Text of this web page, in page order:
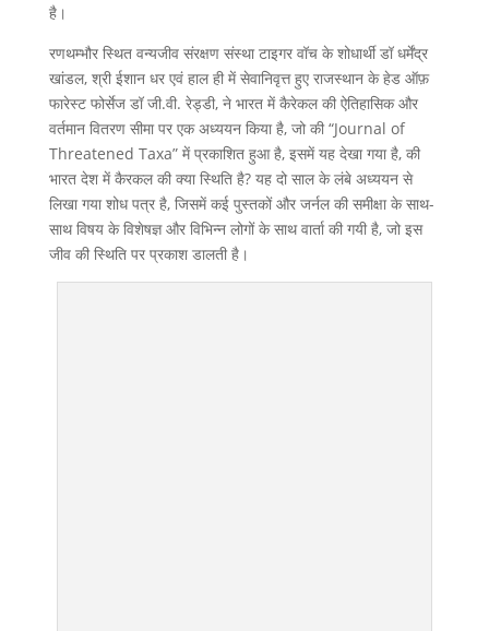
है।
रणथम्भौर स्थित वन्यजीव संरक्षण संस्था टाइगर वॉच के शोधार्थी डॉ धर्मेंद्र
खांडल, श्री ईशान धर एवं हाल ही में सेवानिवृत्त हुए राजस्थान के हेड ऑफ़
फारेस्ट फोर्सेज डॉ जी.वी. रेड्डी, ने भारत में कैरेकल की ऐतिहासिक और
वर्तमान वितरण सीमा पर एक अध्ययन किया है, जो की “Journal of
Threatened Taxa” में प्रकाशित हुआ है, इसमें यह देखा गया है, की
भारत देश में कैरकल की क्या स्थिति है? यह दो साल के लंबे अध्ययन से
लिखा गया शोध पत्र है, जिसमें कई पुस्तकों और जर्नल की समीक्षा के साथ-
साथ विषय के विशेषज्ञ और विभिन्न लोगों के साथ वार्ता की गयी है, जो इस
जीव की स्थिति पर प्रकाश डालती है।